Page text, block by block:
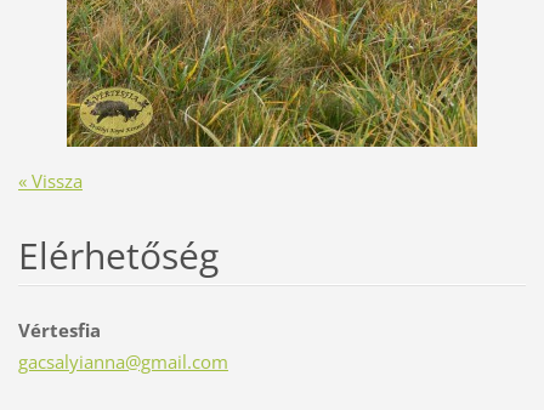
« Vissza
Elérhetőség
Vértesfia
gacsalyianna@gmail.com